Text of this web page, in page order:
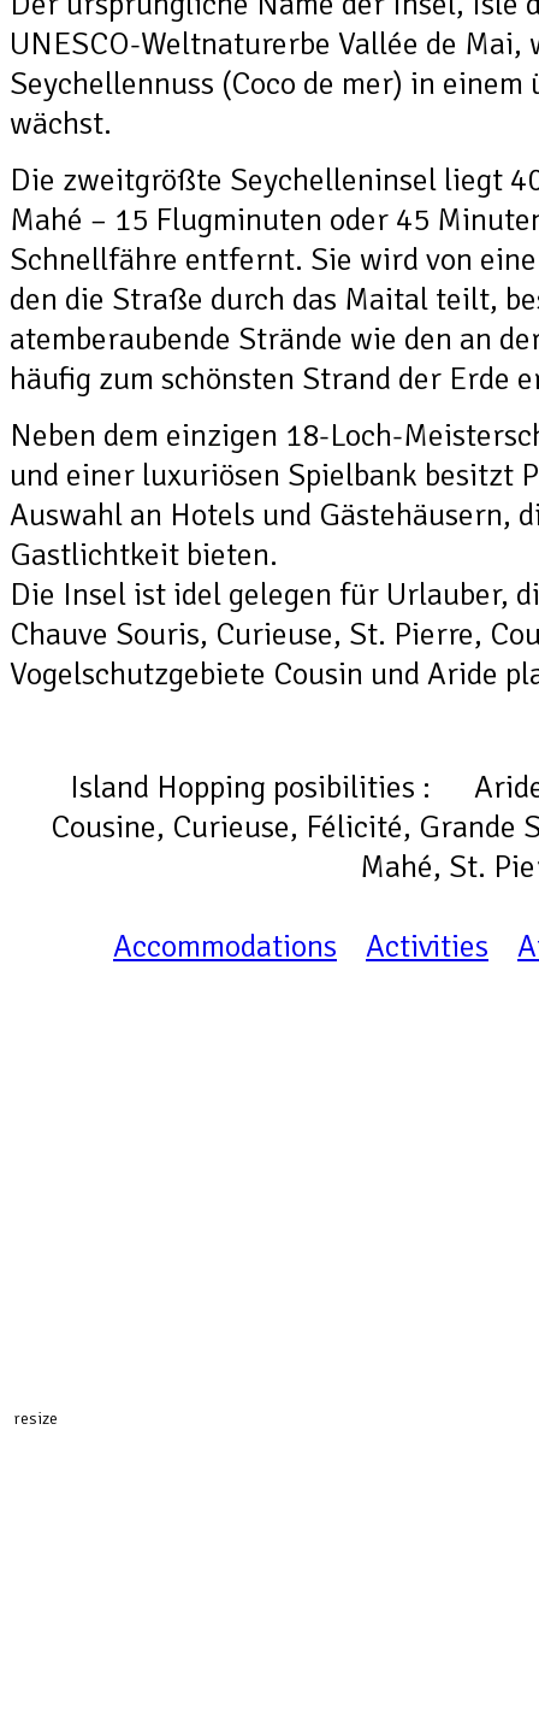
UNESCO-Weltnaturerbe Vallée de Mai,
Seychellennuss (Coco de mer) in
wächst.
Die zweitgrößte Seychelleninsel liegt
Mahé – 15 Flugminuten oder 45
Schnellfähre entfernt. Sie wird von
den die Straße durch das Maital teilt,
atemberaubende Strände wie den an
häufig zum schönsten Strand der Erde
Neben dem einzigen 18-Loch-
und einer luxuriösen Spielbank besitzt
Auswahl an Hotels und Gästehäusern,
Gastlichtkeit bieten.
Die Insel ist idel gelegen für Urlauber,
Chauve Souris, Curieuse, St. Pierre,
Vogelschutzgebiete Cousin und Aride
Island Hopping posibilities :
Cousine, Curieuse, Félicité, Grande
Mahé, St.
Accommodations
Activities
resize